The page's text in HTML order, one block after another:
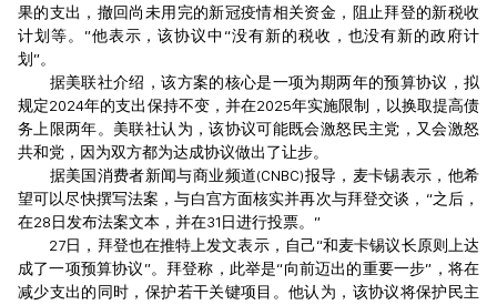
果的支出，撤回尚未用完的新冠疫情相关资金，阻止拜登的新税收
计划等。”他表示，该协议中“没有新的税收，也没有新的政府计
划”。
据美联社介绍，该方案的核心是一项为期两年的预算协议，拟
规定2024年的支出保持不变，并在2025年实施限制，以换取提高债
务上限两年。美联社认为，该协议可能既会激怒民主党，又会激怒
共和党，因为双方都为达成协议做出了让步。
据美国消费者新闻与商业频道(CNBC)报导，麦卡锡表示，他希
望可以尽快撰写法案，与白宫方面核实并再次与拜登交谈，“之后，
在28日发布法案文本，并在31日进行投票。”
27日，拜登也在推特上发文表示，自己“和麦卡锡议长原则上达
成了一项预算协议”。拜登称，此举是“向前迈出的重要一步”，将在
减少支出的同时，保护若干关键项目。他认为，该协议将保护民主